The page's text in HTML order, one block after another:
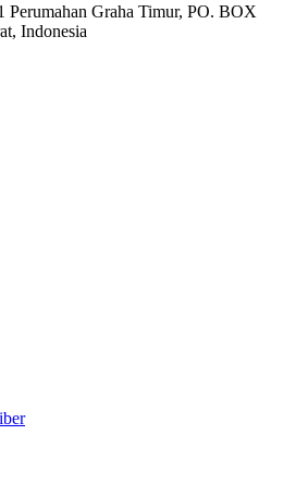
Perumahan Graha Timur, PO. BOX
Indonesia